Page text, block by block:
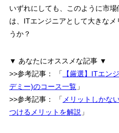
いずれにしても、このように市場
は、ITエンジニアとして大きなメ
うか？
▼ あなたにオススメな記事 ▼
>>参考記事：
「
【厳選】ITエン
デミー)のコース一覧」
>>参考記事：
「 メリットしかな
つけるメリットを解説 」